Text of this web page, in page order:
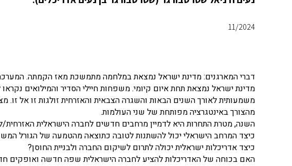
11/2024
דברי המארגנים: מדינת ישראל נמצאת במלחמה מתמשכת מאז הקמתה.
מדינת ישראל נמצאת תחת איום קיומי. משפחות חיילי הסדיר והמילואים
משמעותית לאורך השנים הבאות והשגרה הצבאית והאזרחית זולגות זו אל זו.
מהצורך באינטגרציה מפותחת של שני העולמות.
השנה, מטרת התחרות היא לדמיין מרחבים חדשים לחברה הישראלית האזרחית/
כיצד המרחב הישראלי יכול להשתנות לטובה כתוצאה מהטמעה של הגורל
כיצד אדריכלות ישראלית יכולה לתרום לשיקום החברה ולבניית החוסן?
האם בכוחה של האדריכלות להציע לחברה הישראלית שפה חדשה ואופקים